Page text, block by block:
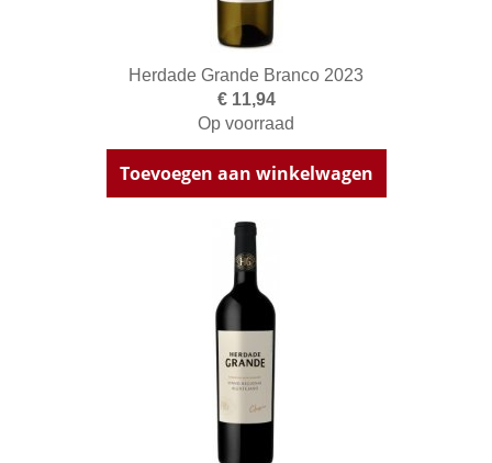
Herdade Grande Branco 2023
€ 11,94
Op voorraad
Toevoegen aan winkelwagen